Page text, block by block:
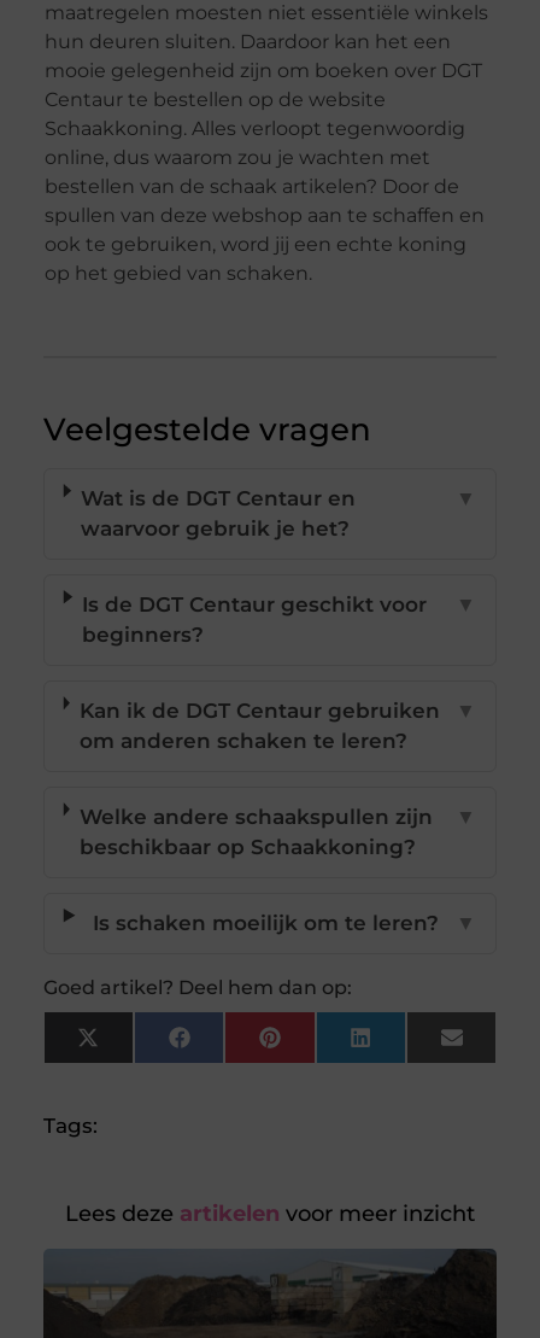
maatregelen moesten niet essentiële winkels
hun deuren sluiten. Daardoor kan het een
mooie gelegenheid zijn om boeken over DGT
Centaur te bestellen op de website
Schaakkoning. Alles verloopt tegenwoordig
online, dus waarom zou je wachten met
bestellen van de schaak artikelen? Door de
spullen van deze webshop aan te schaffen en
ook te gebruiken, word jij een echte koning
op het gebied van schaken.
Veelgestelde vragen
Wat is de DGT Centaur en
waarvoor gebruik je het?
▼
Is de DGT Centaur geschikt voor
beginners?
▼
Kan ik de DGT Centaur gebruiken
om anderen schaken te leren?
▼
Welke andere schaakspullen zijn
beschikbaar op Schaakkoning?
▼
Is schaken moeilijk om te leren? ▼
Goed artikel? Deel hem dan op:
X
(Twitter)
FacebookPinterestLinkedInEmail
Tags:
Lees deze artikelen voor meer inzicht